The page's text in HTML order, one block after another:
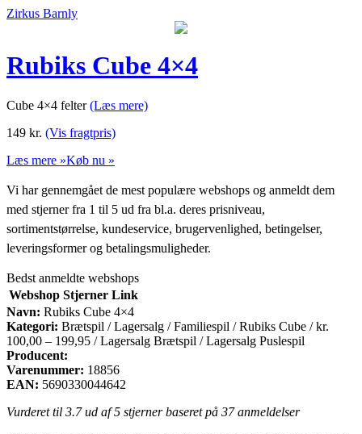
Zirkus Barnly
Rubiks Cube 4×4
Cube 4×4 felter(Læs mere)
149 kr. (Vis fragtpris)
Læs mere »Køb nu »
Vi har gennemgået de mest populære webshops og anmeldt dem
med stjerner fra 1 til 5 ud fra bl.a. deres prisniveau,
sortimentstørrelse, kundeservice, brugervenlighed, betingelser,
leveringsformer og betalingsmuligheder.
Bedst anmeldte webshops
Webshop Stjerner Link
Navn: Rubiks Cube 4×4
Kategori: Brætspil / Lagersalg / Familiespil / Rubiks Cube / kr.
100,00 – 199,95 / Lagersalg Brætspil / Lagersalg Puslespil
Producent:
Varenummer: 18856
EAN: 5690330044642
Vurderet til 3.7ud af 5 stjerner baseret på 37anmeldelser